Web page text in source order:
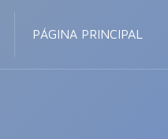
PÁGINA PRINCIPAL